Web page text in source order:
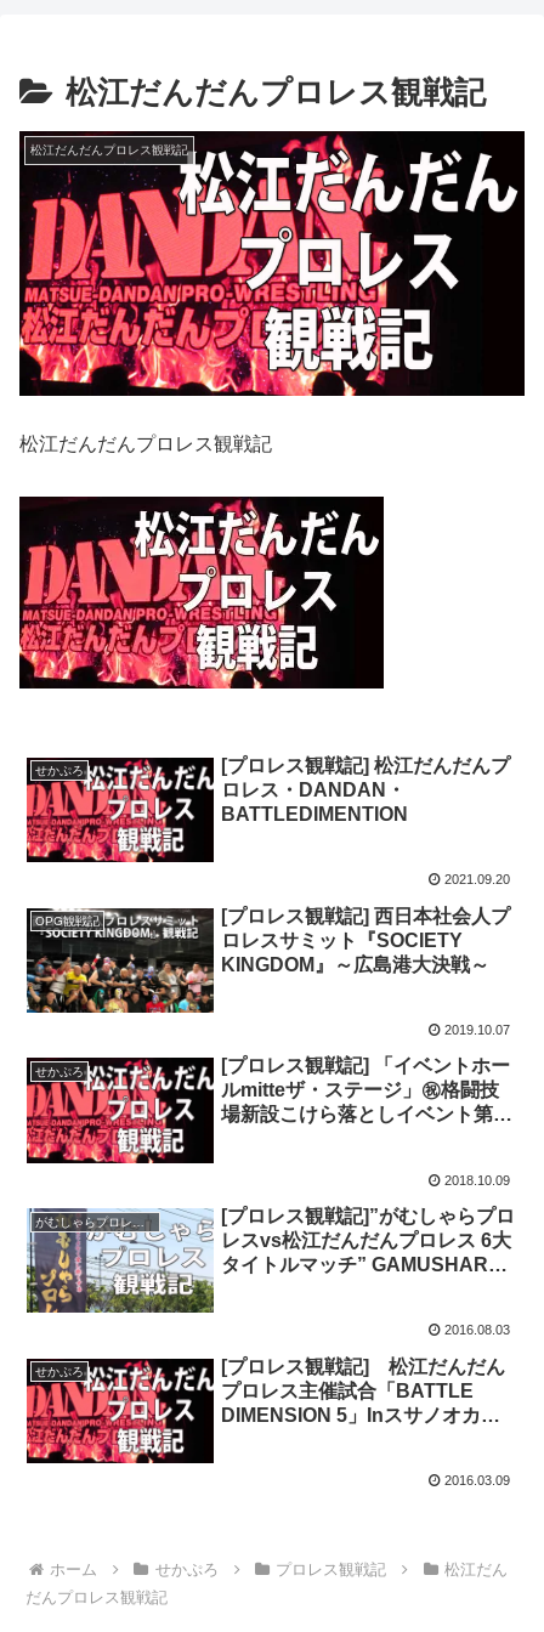
松江だんだんプロレス観戦記
松江だんだんプロレス観戦記
松江だんだんプロレス観戦記
せかぷろ
[プロレス観戦記] 松江だんだんプ
ロレス・DANDAN・
BATTLEDIMENTION
2021.09.20
OPG観戦記
[プロレス観戦記] 西日本社会人プ
ロレスサミット『SOCIETY
KINGDOM』～広島港大決戦～
2019.10.07
せかぷろ
[プロレス観戦記] 「イベントホー
ルmitteザ・ステージ」㊗️格闘技
場新設こけら落としイベント第2
2018.10.09
[プロレス観戦記]”がむしゃらプロ
レスvs松江だんだんプロレス 6大
タイトルマッチ” GAMUSHARA
2016.08.03
せかぷろ
[プロレス観戦記] 松江だんだん
プロレス主催試合「BATTLE
DIMENSION 5」Inスサノオカフ
2016.03.09
ホーム せかぷろ プロレス観戦記
松江だん
だんプロレス観戦記